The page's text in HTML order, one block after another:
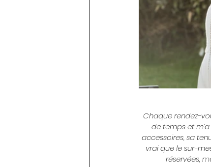
Chaque rendez-
de temps et
accessoires, sa
vrai que le sur-
réservées,